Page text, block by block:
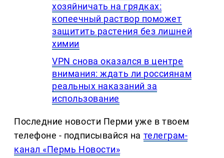
хозяйничать на грядках:
копеечный раствор поможет
защитить растения без лишней
химии
VPN снова оказался в центре
внимания: ждать ли россиянам
реальных наказаний за
использование
Последние новости Перми уже в твоем
телефоне - подписывайся на телеграм-
канал «Пермь Новости»